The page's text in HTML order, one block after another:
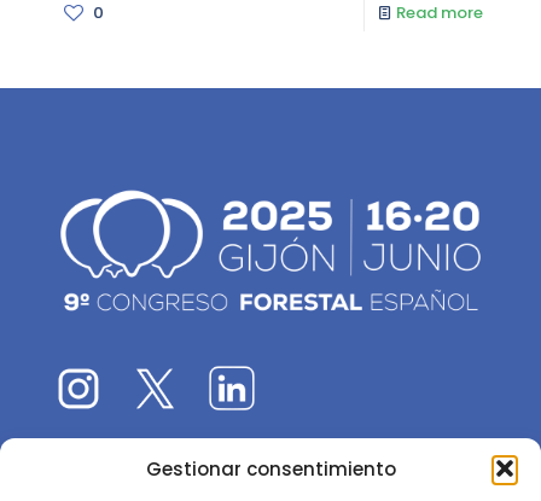
Gestionar consentimiento
0 Read more
El 9CFE es una actividad promovida por laSociedad